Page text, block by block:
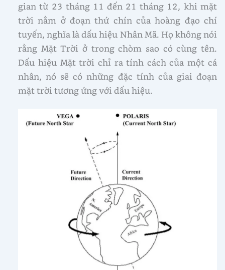
gian từ 23 tháng 11 đến 21 tháng 12, khi mặt
trời nằm ở đoạn thứ chín của hoàng đạo chí
tuyến, nghĩa là dấu hiệu Nhân Mã. Họ không nói
rằng Mặt Trời ở trong chòm sao có cùng tên.
Dấu hiệu Mặt trời chỉ ra tính cách của một cá
nhân, nó sẽ có những đặc tính của giai đoạn
mặt trời tương ứng với dấu hiệu.